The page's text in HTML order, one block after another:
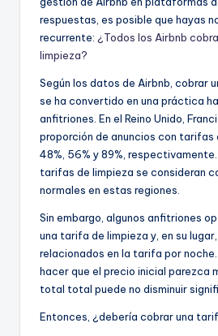
respuestas, es posible que hayas
recurrente: ¿Todos los Airbnb
limpieza?
Según los datos de Airbnb, cobrar
se ha convertido en una práctica
anfitriones. En el Reino Unido,
proporción de anuncios con tarifas
48%, 56% y 89%,
tarifas de limpieza se consideran
normales en estas regiones.
Sin embargo, algunos anfitriones
una tarifa de limpieza y, en su
relacionados en la tarifa por
hacer que el precio inicial parezca
total total puede no disminuir
Entonces, ¿debería cobrar una